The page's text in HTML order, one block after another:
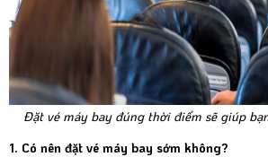
Đặt vé máy bay đúng thời điểm sẽ giúp
1. Có nên đặt vé máy bay sớm không?